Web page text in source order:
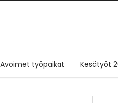
Avoimet työpaikat Kesätyöt